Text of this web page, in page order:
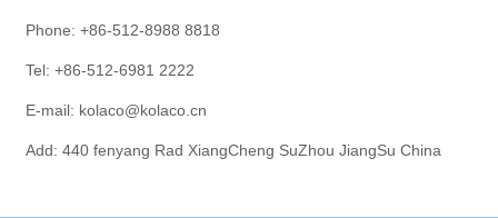
Phone: +86-512-8988 8818
Tel: +86-512-6981 2222
E-mail: kolaco@kolaco.cn
Add: 440 fenyang Rad XiangCheng SuZhou JiangSu China